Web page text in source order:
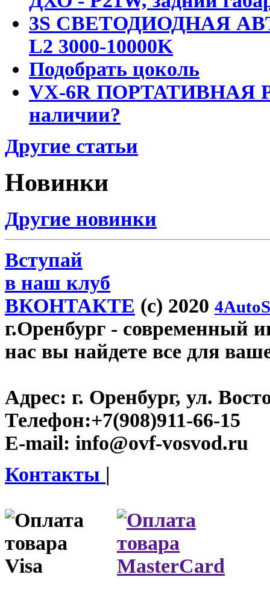
3S СВЕТОДИОДНАЯ
L2 3000-10000K
Подобрать цоколь
VX-6R ПОРТАТИВНАЯ
наличии?
Другие статьи
Новинки
Другие новинки
Вступай
в наш клуб
ВКОНТАКТЕ (c) 2020
г.Оренбург - современный
нас вы найдете все для
Адрес: г. Оренбург, ул.
Телефон:+7(908)911-66-15
E-mail: info@ovf-vosvod.ru
Контакты |